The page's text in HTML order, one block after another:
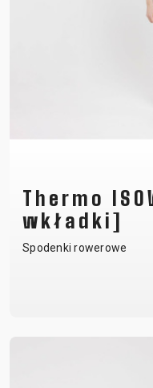
Thermo
wkładki]
Spodenki rowerowe